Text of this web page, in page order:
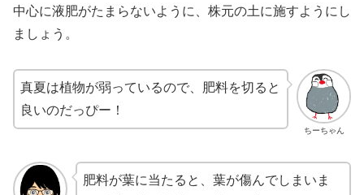
中心に液肥がたまらないように、株元の土に施すようにし
ましょう。
ちーちゃん
真夏は植物が弱っているので、肥料を切ると
良いのだっぴー！
肥料が葉に当たると、葉が傷んでしまいま